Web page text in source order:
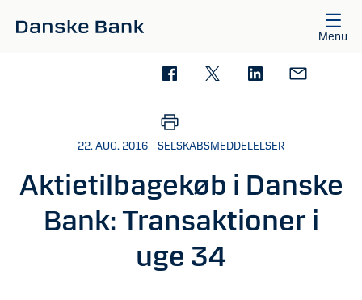
Menu
22. AUG. 2016 – SELSKABSMEDDELELSER
Aktietilbagekøb i Danske
Bank: Transaktioner i
uge 34